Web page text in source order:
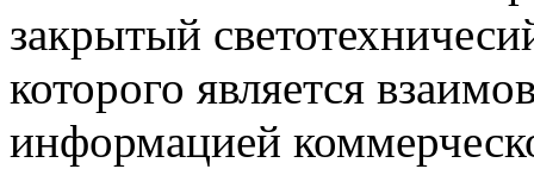
закрытый
которого является
информацией